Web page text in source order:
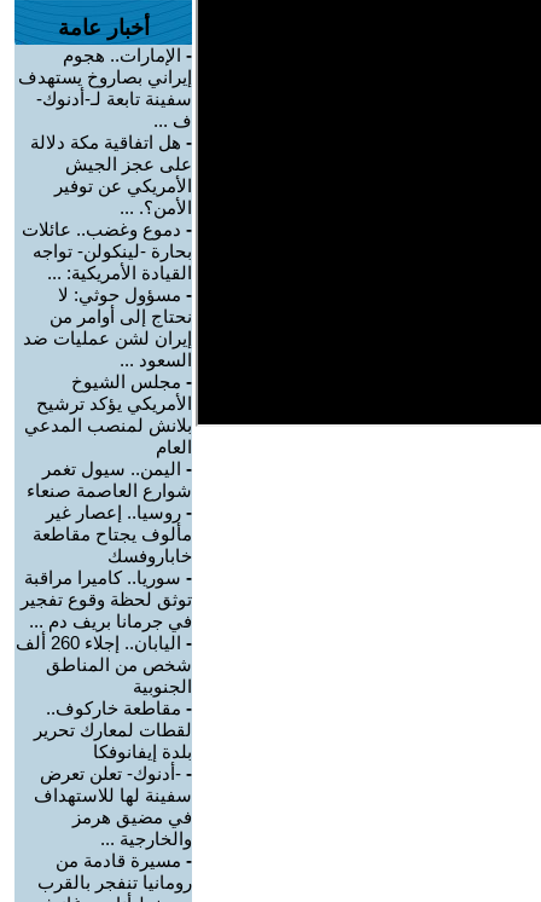
أخبار عامة
- الإمارات.. هجوم
إيراني بصاروخ يستهدف
سفينة تابعة لـ-أدنوك-
ف ...
- هل اتفاقية مكة دلالة
على عجز الجيش
الأمريكي عن توفير
الأمن؟. ...
- دموع وغضب.. عائلات
بحارة -لينكولن- تواجه
القيادة الأمريكية: ...
- مسؤول حوثي: لا
نحتاج إلى أوامر من
إيران لشن عمليات ضد
السعود ...
- مجلس الشيوخ
الأمريكي يؤكد ترشيح
بلانش لمنصب المدعي
العام
- اليمن.. سيول تغمر
شوارع العاصمة صنعاء
- روسيا.. إعصار غير
مألوف يجتاح مقاطعة
خاباروفسك
- سوريا.. كاميرا مراقبة
توثق لحظة وقوع تفجير
في جرمانا بريف دم ...
-
اليابان.. إجلاء 260 ألف
شخص من المناطق
الجنوبية
- مقاطعة خاركوف..
لقطات لمعارك تحرير
بلدة إيفانوفكا
- -أدنوك- تعلن تعرض
سفينة لها للاستهداف
في مضيق هرمز
والخارجية ...
- مسيرة قادمة من
رومانيا تنفجر بالقرب